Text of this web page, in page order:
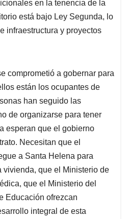
en la tenencia de la
está bajo Ley Segunda, lo
infraestructura y proyectos
comprometió a gobernar para
están los ocupantes de
han seguido las
de organizarse para tener
esperan que el gobierno
Necesitan que el
a Santa Helena para
vivienda, que el Ministerio de
que el Ministerio del
Educación ofrezcan
integral de esta